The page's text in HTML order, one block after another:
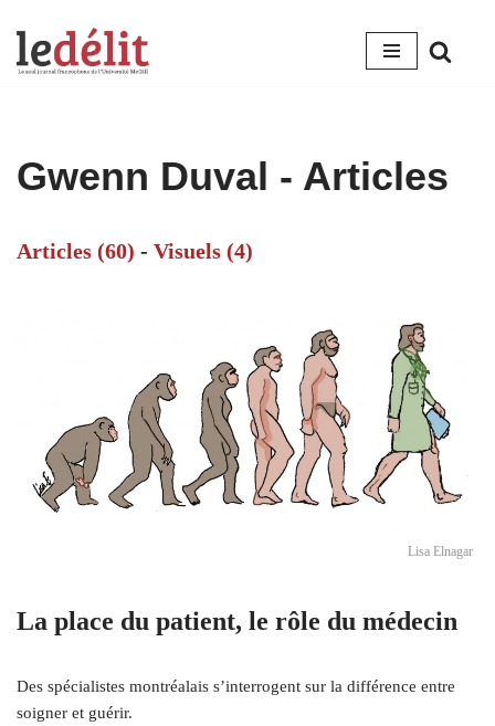
Aller
Gwenn Duval - Articles
Articles (60) - Visuels (4)
Lisa Elnagar
La place du patient, le rôle du médecin
Des spécialistes montréalais s’interrogent sur la différence entre
soigner et guérir.